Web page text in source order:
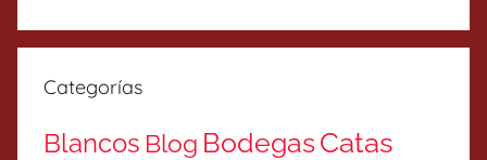
Categorías
Blancos Blog BodegasCatas